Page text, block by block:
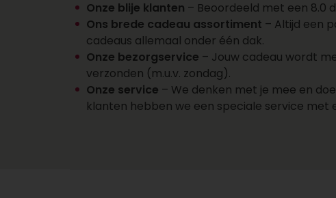
Onze blije klanten – Beoordeeld met een 8.0
Ons brede cadeau assortiment – Altijd een
cadeaus allemaal onder één dak.
Onze bezorgservice – Jouw cadeau wordt
verzonden (m.u.v. zondag).
Onze service – We denken met je mee en
klanten hebben we een speciale service met